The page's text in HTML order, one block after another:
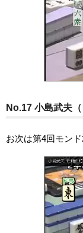
No.17 小島武夫
お次は第4回モン